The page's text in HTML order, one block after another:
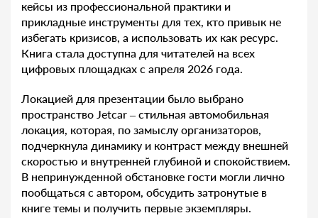
кейсы из профессиональной практики и
прикладные инструменты для тех, кто привык не
избегать кризисов, а использовать их как ресурс.
Книга стала доступна для читателей на всех
цифровых площадках с апреля 2026 года.
Локацией для презентации было выбрано
пространство Jetcar – стильная автомобильная
локация, которая, по замыслу организаторов,
подчеркнула динамику и контраст между внешней
скоростью и внутренней глубиной и спокойствием.
В непринужденной обстановке гости могли лично
пообщаться с автором, обсудить затронутые в
книге темы и получить первые экземпляры.